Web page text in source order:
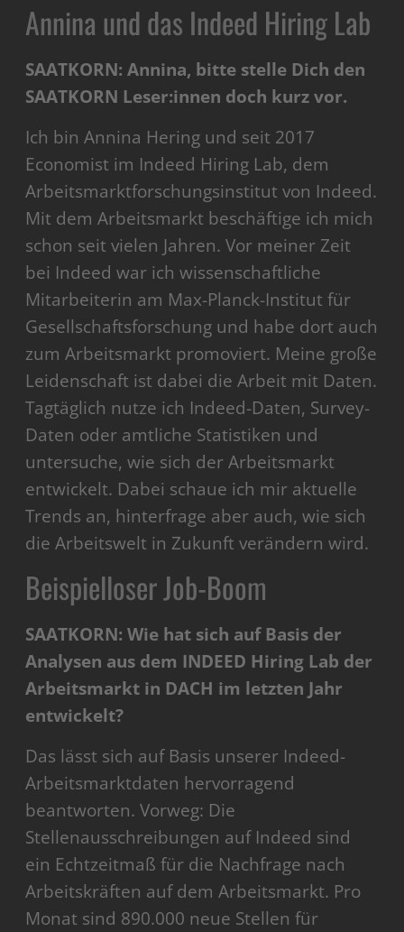
Annina und das Indeed Hiring Lab
SAATKORN: Annina, bitte stelle Dich den
SAATKORN Leser:innen doch kurz vor.
Ich bin Annina Hering und seit 2017
Economist im Indeed Hiring Lab, dem
Arbeitsmarktforschungsinstitut von Indeed.
Mit dem Arbeitsmarkt beschäftige ich mich
schon seit vielen Jahren. Vor meiner Zeit
bei Indeed war ich wissenschaftliche
Mitarbeiterin am Max-Planck-Institut für
Gesellschaftsforschung und habe dort auch
zum Arbeitsmarkt promoviert. Meine große
Leidenschaft ist dabei die Arbeit mit Daten.
Tagtäglich nutze ich Indeed-Daten, Survey-
Daten oder amtliche Statistiken und
untersuche, wie sich der Arbeitsmarkt
entwickelt. Dabei schaue ich mir aktuelle
Trends an, hinterfrage aber auch, wie sich
die Arbeitswelt in Zukunft verändern wird.
Beispielloser Job-Boom
SAATKORN: Wie hat sich auf Basis der
Analysen aus dem INDEED Hiring Lab der
Arbeitsmarkt in DACH im letzten Jahr
entwickelt?
Das lässt sich auf Basis unserer Indeed-
Arbeitsmarktdaten hervorragend
beantworten. Vorweg: Die
Stellenausschreibungen auf Indeed sind
ein Echtzeitmaß für die Nachfrage nach
Arbeitskräften auf dem Arbeitsmarkt. Pro
Monat sind 890.000 neue Stellen für